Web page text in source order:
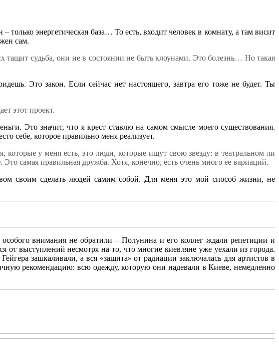
энергетическая база… То есть, входит человек в комнату, а там висит
сам.
тащит судьба, они не в состоянии не быть клоунами. Это болезнь… Но такая
Это закон. Если сейчас нет настоящего, завтра его тоже не будет. Ты
этот проект.
Это значит, что я крест ставлю на самом смысле моего существования.
себе, которое правильно меня реализует.
у меня есть, это люди, которые ищут свою звезду: в театральном ли
Это самая правильная дружба. Хотя, конечно, есть очень много ее вариаций.
своим сделать людей самим собой. Для меня это мой способ жизни, не
внимания не обратили – Полунина и его коллег ждали репетиции и
от выступлений несмотря на то, что многие киевляне уже уехали из города.
зашкаливали, а вся «защита» от радиации заключалась для артистов в
рекомендацию: всю одежду, которую они надевали в Киеве, немедленно